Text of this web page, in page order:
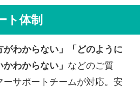
ト体制
がわからない」「どのように
わからない」 などのご質
ーサポートチームが対応。安